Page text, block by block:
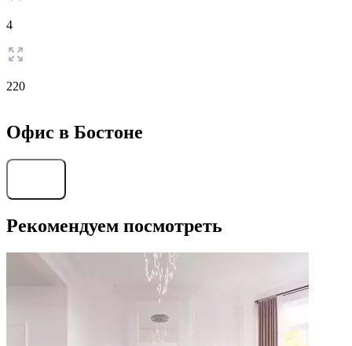
4
220
Офис в Бостоне
Рекомендуем посмотреть